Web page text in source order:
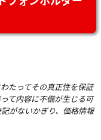
たってその真正性を保証
て内容に不備が生じる可
がないかぎり、価格情報